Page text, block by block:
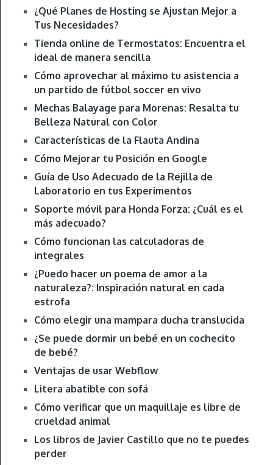
¿Qué Planes de Hosting se Ajustan Mejor a
Tus Necesidades?
Tienda online de Termostatos: Encuentra el
ideal de manera sencilla
Cómo aprovechar al máximo tu asistencia a
un partido de fútbol soccer en vivo
Mechas Balayage para Morenas: Resalta tu
Belleza Natural con Color
Características de la Flauta Andina
Cómo Mejorar tu Posición en Google
Guía de Uso Adecuado de la Rejilla de
Laboratorio en tus Experimentos
Soporte móvil para Honda Forza: ¿Cuál es el
más adecuado?
Cómo funcionan las calculadoras de
integrales
¿Puedo hacer un poema de amor a la
naturaleza?: Inspiración natural en cada
estrofa
Cómo elegir una mampara ducha translucida
¿Se puede dormir un bebé en un cochecito
de bebé?
Ventajas de usar Webflow
Litera abatible con sofá
Cómo verificar que un maquillaje es libre de
crueldad animal
Los libros de Javier Castillo que no te puedes
perder